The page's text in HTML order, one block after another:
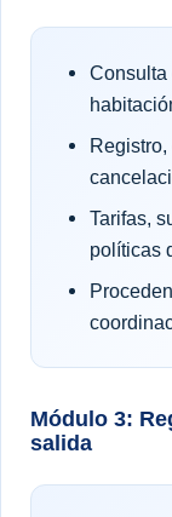
Consulta
Tarifas,
políticas
Módulo 3:
salida